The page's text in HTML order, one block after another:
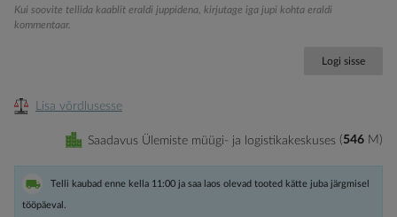
Kui soovite tellida kaablit eraldi juppidena, kirjutage iga jupi kohta eraldi
kommentaar.
Logi sisse
Lisa võrdlusesse
Saadavus Ülemiste müügi- ja logistikakeskuses 546 M
Telli kaubad enne kella 11:00 ja saa laos olevad tooted kätte juba järgmisel
tööpäeval.